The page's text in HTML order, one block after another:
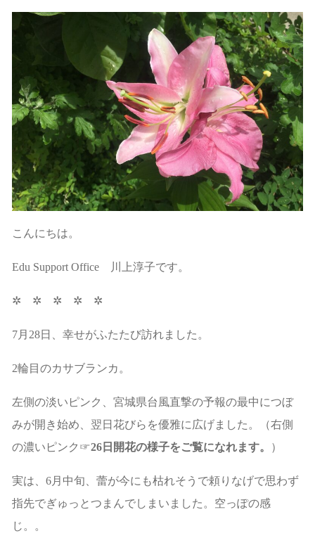
こんにちは。
Edu Support Office 川上淳子です。
✲ ✲ ✲ ✲ ✲
7月28日、幸せがふたたび訪れました。
2輪目のカサブランカ。
左側の淡いピンク、宮城県台風直撃の予報の最中につぼ
みが開き始め、翌日花びらを優雅に広げました。（右側
の濃いピンク☞26日開花の様子をご覧になれます。 ）
実は、6月中旬、蕾が今にも枯れそうで頼りなげで思わず
指先でぎゅっとつまんでしまいました。空っぽの感
じ。。